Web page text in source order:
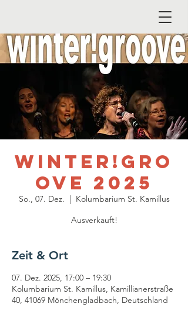
winter!gro
ove 2025
So., 07. Dez.
  |
Kolumbarium St. Kamillus
Ausverkauft!
Zeit & Ort
07. Dez. 2025, 17:00 – 19:30
Kolumbarium St. Kamillus, Kamillianerstraße
40, 41069 Mönchengladbach, Deutschland